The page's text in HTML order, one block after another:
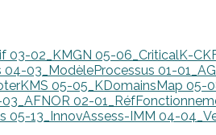
03-02_KMGN 05-06_CriticalK-
04-03_ModèleProcessus 01-01_AG
05-05_KDomainsMap 05-
02-
05-13_InnovAssess-IMM 04-